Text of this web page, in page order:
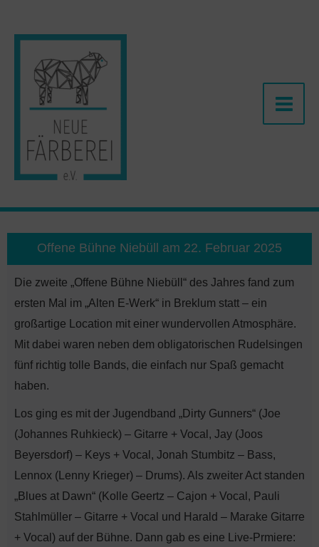
Offene Bühne Niebüll am 22. Februar 2025
Die zweite „Offene Bühne Niebüll“ des Jahres fand zum
ersten Mal im „Alten E-Werk“ in Breklum statt – ein
großartige Location mit einer wundervollen Atmosphäre.
Mit dabei waren neben dem obligatorischen Rudelsingen
fünf richtig tolle Bands, die einfach nur Spaß gemacht
haben.
Los ging es mit der Jugendband „Dirty Gunners“ (Joe
(Johannes Ruhkieck) – Gitarre + Vocal, Jay (Joos
Beyersdorf) – Keys + Vocal, Jonah Stumbitz – Bass,
Lennox (Lenny Krieger) – Drums). Als zweiter Act standen
„Blues at Dawn“ (Kolle Geertz – Cajon + Vocal, Pauli
Stahlmüller – Gitarre + Vocal und Harald – Marake Gitarre
+ Vocal) auf der Bühne. Dann gab es eine Live-Prmiere: